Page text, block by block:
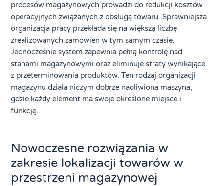
procesów magazynowych prowadzi do redukcji kosztów
operacyjnych związanych z obsługą towaru. Sprawniejsza
organizacja pracy przekłada się na większą liczbę
zrealizowanych zamówień w tym samym czasie.
Jednocześnie system zapewnia pełną kontrolę nad
stanami magazynowymi oraz eliminuje straty wynikające
z przeterminowania produktów. Ten rodzaj organizacji
magazynu działa niczym dobrze naoliwiona maszyna,
gdzie każdy element ma swoje określone miejsce i
funkcję.
Nowoczesne rozwiązania w
zakresie lokalizacji towarów w
przestrzeni magazynowej